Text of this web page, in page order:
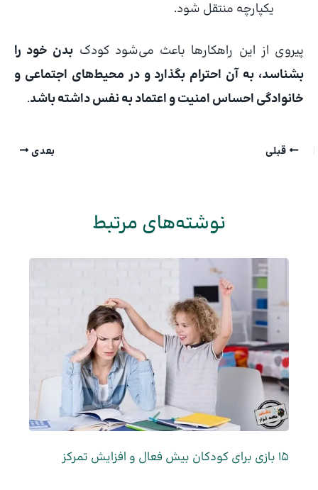
یکپارچه منتقل شود.
پیروی از این راهکارها باعث می‌شود کودک بدن خود را
بشناسد، به آن احترام بگذارد و در محیط‌های اجتماعی و
خانوادگی احساس امنیت و اعتماد به نفس داشته باشد.
قبلی بعدی
نوشته‌های مرتبط
15 بازی برای کودکان بیش فعال و افزایش تمرکز